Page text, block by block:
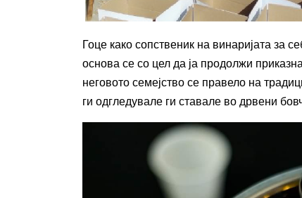
Гоце како сопственик на винаријата за
основа се со цел да ја продолжи
неговото семејство се правело на
ги одгледувале ги ставале во дрвени